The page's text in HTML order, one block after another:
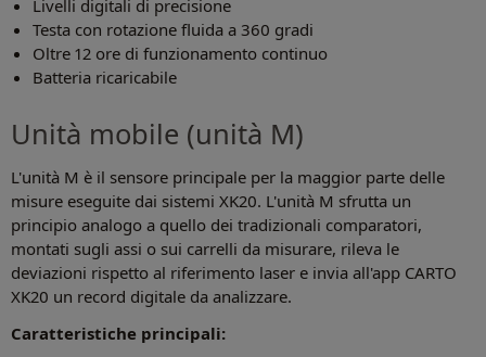
Livelli digitali di precisione
Testa con rotazione fluida a 360 gradi
Oltre 12 ore di funzionamento continuo
Batteria ricaricabile
Unità mobile (unità M)
L'unità M è il sensore principale per la maggior parte delle
misure eseguite dai sistemi XK20. L'unità M sfrutta un
principio analogo a quello dei tradizionali comparatori,
montati sugli assi o sui carrelli da misurare, rileva le
deviazioni rispetto al riferimento laser e invia all'app CARTO
XK20 un record digitale da analizzare.
Caratteristiche principali: